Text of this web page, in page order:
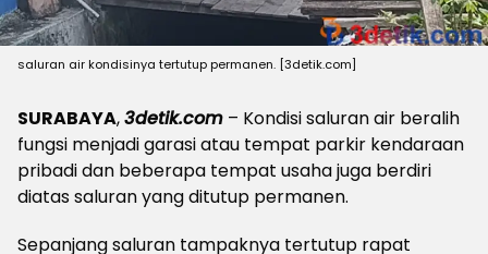
saluran air kondisinya tertutup permanen. [3detik.com]
SURABAYA,3detik.com – Kondisi saluran air beralih
fungsi menjadi garasi atau tempat parkir kendaraan
pribadi dan beberapa tempat usaha juga berdiri
diatas saluran yang ditutup permanen.
Sepanjang saluran tampaknya tertutup rapat